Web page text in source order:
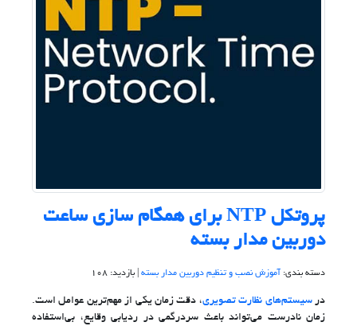
پروتکل NTP برای همگام سازی ساعت
دوربین مدار بسته
دسته بندی: آموزش نصب و تنظیم دوربین مدار بسته | بازدید: 108
درسیستم‌های نظارت تصویری، دقت زمان یکی از مهم‌ترین عوامل است.
زمان نادرست می‌تواند باعث سردرگمی در ردیابی وقایع، بی‌استفاده